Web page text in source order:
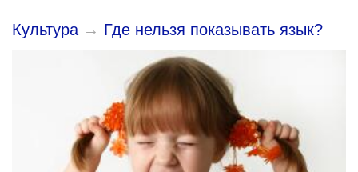
Культура → Где нельзя показывать язык?